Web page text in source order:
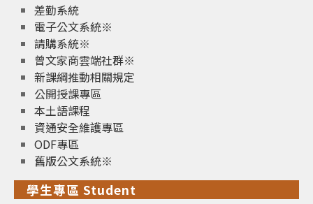
差勤系統
電子公文系統※
請購系統※
曾文家商雲端社群※
新課綱推動相關規定
公開授課專區
本土語課程
資通安全維護專區
ODF專區
舊版公文系統※
學生專區 Student